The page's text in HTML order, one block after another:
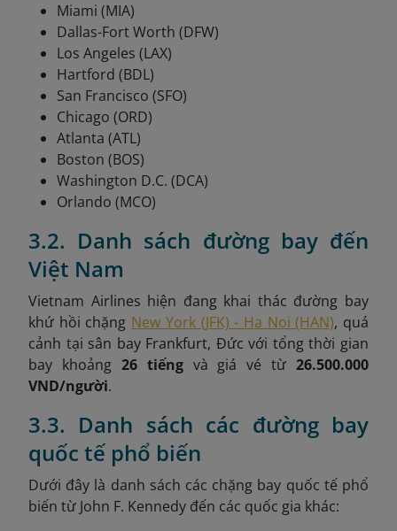
Miami (MIA)
Dallas-Fort Worth (DFW)
Los Angeles (LAX)
Hartford (BDL)
San Francisco (SFO)
Chicago (ORD)
Atlanta (ATL)
Boston (BOS)
Washington D.C. (DCA)
Orlando (MCO)
3.2. Danh sách đường bay đến
Việt Nam
Vietnam Airlines hiện đang khai thác đường bay
khứ hồi chặng New York (JFK) - Ha Noi (HAN), quá
cảnh tại sân bay Frankfurt, Đức với tổng thời gian
bay khoảng 26 tiếngvà giá vé từ 26.500.000
VND/người.
3.3. Danh sách các đường bay
quốc tế phổ biến
Dưới đây là danh sách các chặng bay quốc tế phổ
biến từ John F. Kennedy đến các quốc gia khác: